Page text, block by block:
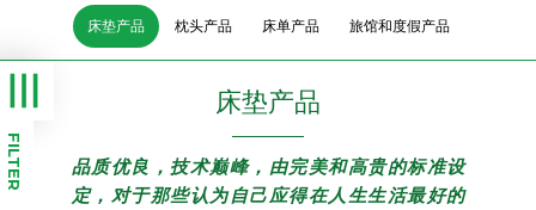
床垫产品 枕头产品 床单产品 旅馆和度假产品
FILTER
床垫产品
品质优良，技术巅峰，由完美和高贵的标准设
定，对于那些认为自己应得在人生生活最好的